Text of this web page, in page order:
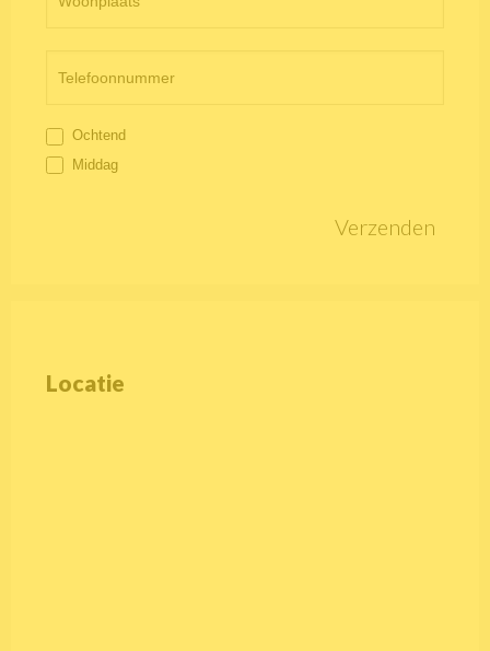
Ochtend
Middag
Verzenden
Locatie